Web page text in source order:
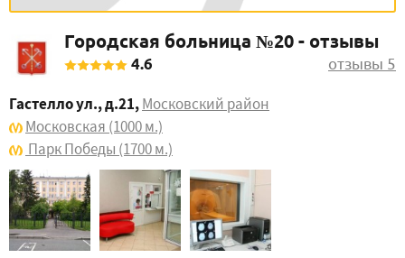
Городская больница №20 - отзывы
4.6 отзывы 5
Гастелло ул., д.21,Московский район
Московская (1000 м.)
Парк Победы (1700 м.)